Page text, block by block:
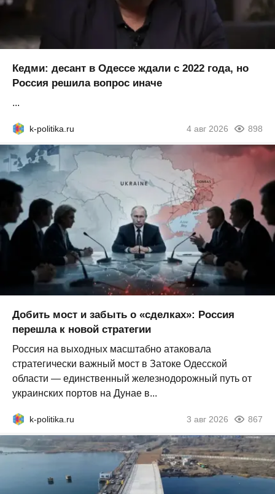
Кедми: десант в Одессе ждали с 2022 года, но
Россия решила вопрос иначе
...
k-politika.ru 4 авг 2026 898
Добить мост и забыть о «сделках»: Россия
перешла к новой стратегии
Россия на выходных масштабно атаковала
стратегически важный мост в Затоке Одесской
области — единственный железнодорожный путь от
украинских портов на Дунае в...
k-politika.ru 3 авг 2026 867